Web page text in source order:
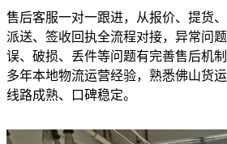
售后客服一对一跟进，从报价、提货
派送、签收回执全流程对接，异常问
误、破损、丢件等问题有完善售后机
多年本地物流运营经验，熟悉佛山货
线路成熟、口碑稳定。